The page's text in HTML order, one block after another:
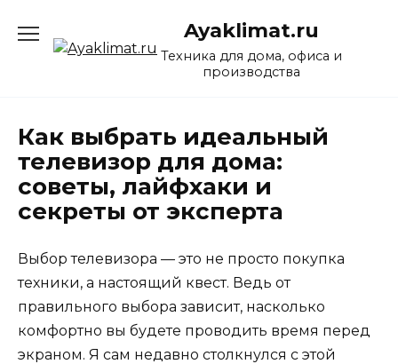
содержанию
Ayaklimat.ru
Техника для дома, офиса и
производства
Как выбрать идеальный
телевизор для дома:
советы, лайфхаки и
секреты от эксперта
Выбор телевизора — это не просто покупка
техники, а настоящий квест. Ведь от
правильного выбора зависит, насколько
комфортно вы будете проводить время перед
экраном. Я сам недавно столкнулся с этой